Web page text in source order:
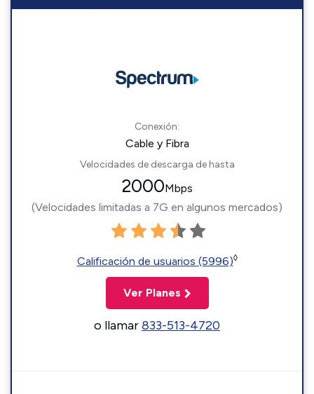
Conexión:
Cable y Fibra
Velocidades de descarga de hasta
2000Mbps
(Velocidades limitadas a 7G en algunos mercados)
Calificación de usuarios (5996)◊
Ver Planes
o llamar833-513-4720